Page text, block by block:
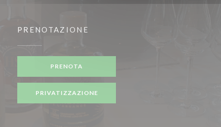
PRENOTAZIONE
PRENOTA
PRIVATIZZAZIONE